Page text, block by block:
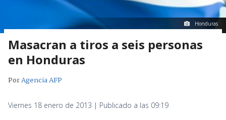
Honduras
Masacran a tiros a seis personas
en Honduras
PorAgencia AFP
Viernes 18 enero de 2013 | Publicado a las 09:19